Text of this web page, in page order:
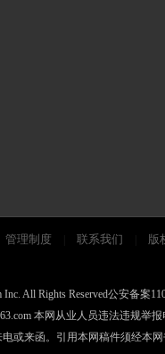
管理制度 联系我们 版
All Rights Reserved公安备案
本网从业人员违法违规举
来函。引用本网稿件须经本